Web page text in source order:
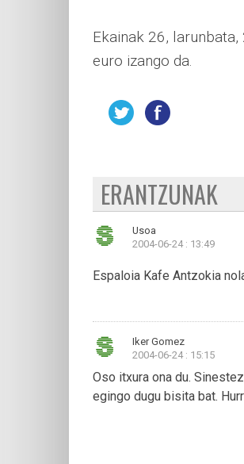
Ekainak 26,
euro izango da.
ERANTZUNAK
Usoa
2004-06-24 : 13:49
Espaloia Kafe Antzokia
Iker Gomez
2004-06-24 : 15:15
Oso itxura ona du.
egingo dugu bisita bat.